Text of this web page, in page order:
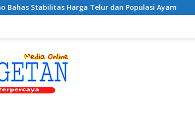
Telur dan Populasi Ayam Dukung